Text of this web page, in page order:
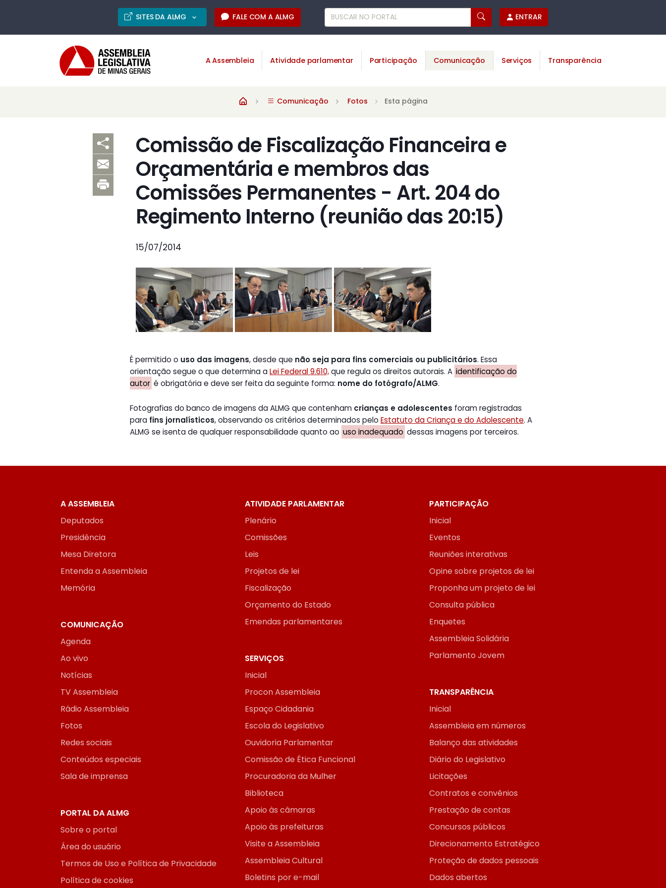
SITES DA ALMG FALE COM A ALMG ENTRAR
A Assembleia Atividade parlamentar Participação Comunicação Serviços Transparência
Comunicação Fotos Esta página
Comissão de Fiscalização Financeira e
Orçamentária e membros das
Comissões Permanentes - Art. 204 do
Regimento Interno (reunião das 20:15)
15/07/2014
É permitido o uso das imagens, desde que não seja para fins comerciais ou publicitários. Essa
orientação segue o que determina aLei Federal 9.610,que regula os direitos autorais. A identificação do
autor é obrigatória e deve ser feita da seguinte forma: nome do fotógrafo/ALMG.
Fotografias do banco de imagens da ALMG que contenham crianças e adolescentes foram registradas
para fins jornalísticos, observando os critérios determinados pelo Estatuto da Criança e do Adolescente. A
ALMG se isenta de qualquer responsabilidade quanto ao uso inadequado dessas imagens por terceiros.
A ASSEMBLEIA
Deputados
Presidência
Mesa Diretora
Entenda a Assembleia
Memória
ATIVIDADE PARLAMENTAR
Plenário
Comissões
Leis
Projetos de lei
Fiscalização
Orçamento do Estado
Emendas parlamentares
PARTICIPAÇÃO
Inicial
Eventos
Reuniões interativas
Opine sobre projetos de lei
Proponha um projeto de lei
Consulta pública
Enquetes
Assembleia Solidária
Parlamento Jovem
COMUNICAÇÃO
Agenda
Ao vivo
Notícias
TV Assembleia
Rádio Assembleia
Fotos
Redes sociais
Conteúdos especiais
Sala de imprensa
SERVIÇOS
Inicial
Procon Assembleia
Espaço Cidadania
Escola do Legislativo
Ouvidoria Parlamentar
Comissão de Ética Funcional
Procuradoria da Mulher
Biblioteca
Apoio às câmaras
Apoio às prefeituras
Visite a Assembleia
Assembleia Cultural
Boletins por e-mail
TRANSPARÊNCIA
Inicial
Assembleia em números
Balanço das atividades
Diário do Legislativo
Licitações
Contratos e convênios
Prestação de contas
Concursos públicos
Direcionamento Estratégico
Proteção de dados pessoais
Dados abertos
PORTAL DA ALMG
Sobre o portal
Área do usuário
Termos de Uso e Política de Privacidade
Política de cookies